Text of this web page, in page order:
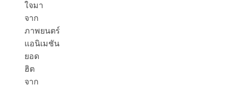
ใจมา
จาก
ภาพยนตร์
แอนิเมชัน
ยอด
ฮิต
จาก